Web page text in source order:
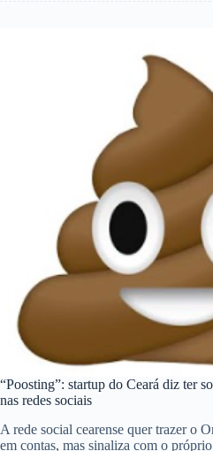
“Poosting”: startup do Ceará diz ter
nas redes sociais
A rede social cearense quer trazer o
em contas, mas sinaliza com o